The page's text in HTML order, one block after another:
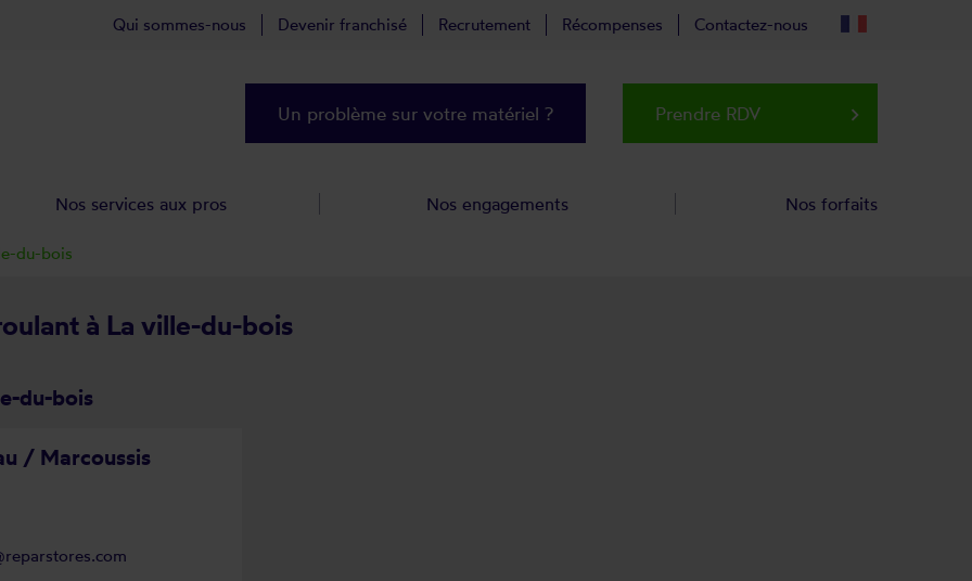
à La ville-du-bois
du-bois
/ Marcoussis
du-bois
Qui sommes-nous Devenir franchisé Recrutement Récompenses Contactez-nous
Un problème sur votre matériel ? Prendre RDV keyboard_arrow_right
Nos services aux pros Nos engagements Nos forfaits